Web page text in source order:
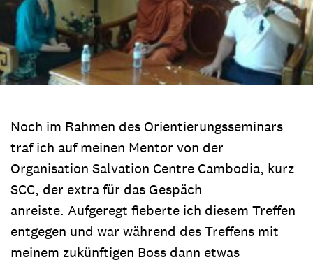
Noch im Rahmen des Orientierungsseminars
traf ich auf meinen Mentor von der
Organisation Salvation Centre Cambodia, kurz
SCC, der extra für das Gespäch
anreiste. Aufgeregt fieberte ich diesem Treffen
entgegen und war während des Treffens mit
meinem zukünftigen Boss dann etwas